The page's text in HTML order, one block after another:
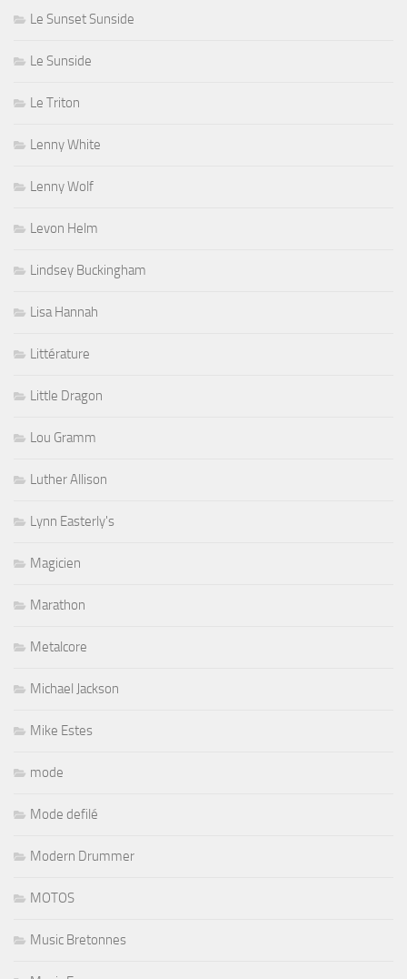
Le Sunset Sunside
Le Sunside
Le Triton
Lenny White
Lenny Wolf
Levon Helm
Lindsey Buckingham
Lisa Hannah
Littérature
Little Dragon
Lou Gramm
Luther Allison
Lynn Easterly's
Magicien
Marathon
Metalcore
Michael Jackson
Mike Estes
mode
Mode defilé
Modern Drummer
MOTOS
Music Bretonnes